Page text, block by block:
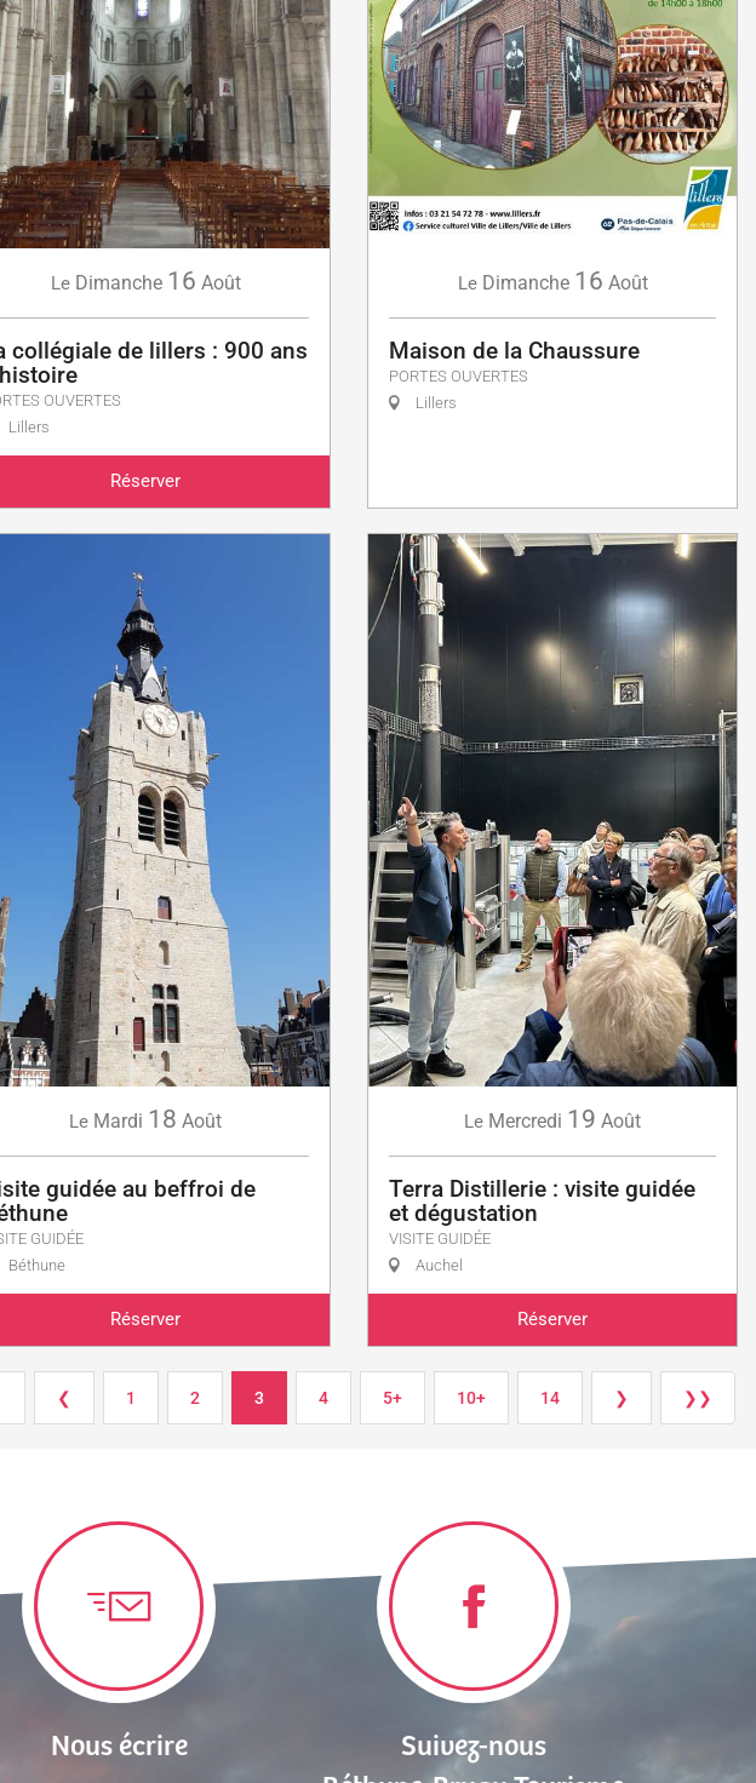
Le Dimanche 16 Août
collégiale de lillers : 900 ans
OUVERTES
Lillers
Réserver
Le Dimanche 16 Août
Maison de la Chaussure
PORTES OUVERTES
Lillers
Le Mardi 18 Août
guidée au beffroi de
GUIDÉE
Béthune
Réserver
Le Mercredi 19 Août
Terra Distillerie : visite guidée
et dégustation
VISITE GUIDÉE
Auchel
Réserver
❮ 1 2 3 4 5+ 10+ 14 ❯ ❯❯
Nous écrire
Suivez-nous